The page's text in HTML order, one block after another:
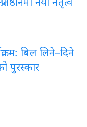
बिल लिने–दिने
पुरस्कार